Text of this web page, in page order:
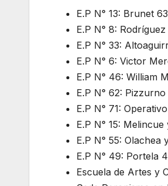
E.P N° 13: Brunet
E.P N° 8:
E.P N° 33:
E.P N° 6: Victor
E.P N° 46: William
E.P N° 62:
E.P N° 71:
E.P N° 15:
E.P N° 55:
E.P N° 49: Portela
Escuela de Artes y